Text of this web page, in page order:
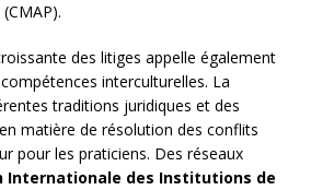
(CMAP).
des litiges appelle également
interculturelles. La
traditions juridiques et des
matière de résolution des conflits
pour les praticiens. Des réseaux
Internationale des Institutions de